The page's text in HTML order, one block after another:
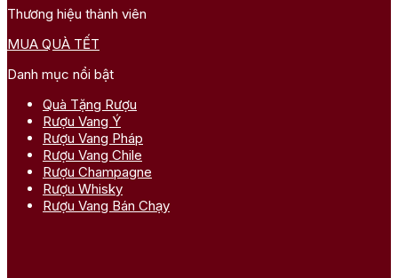
Thương hiệu thành viên
MUA QUÀ TẾT
Danh mục nổi bật
Quà Tặng Rượu
Rượu Vang Ý
Rượu Vang Pháp
Rượu Vang Chile
Rượu Champagne
Rượu Whisky
Rượu Vang Bán Chạy